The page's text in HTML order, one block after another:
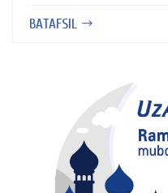
BATAFSIL